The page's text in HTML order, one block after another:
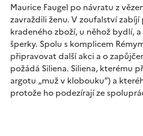
Maurice Faugel po návratu z
zavraždili ženu. V zoufalství
kradeného zboží, u něhož bydlí,
šperky. Spolu s komplicem
připravovat další akci a o
požádá Siliena. Siliena, kterému
argotu „muž v klobouku”) a
protože ho podezírají ze